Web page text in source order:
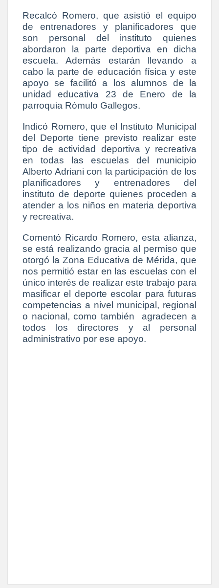
Recalcó Romero, que asistió el equipo
de entrenadores y planificadores que
son personal del instituto quienes
abordaron la parte deportiva en dicha
escuela. Además estarán llevando a
cabo la parte de educación física y este
apoyo se facilitó a los alumnos de la
unidad educativa 23 de Enero de la
parroquia Rómulo Gallegos.
Indicó Romero, que el Instituto Municipal
del Deporte tiene previsto realizar este
tipo de actividad deportiva y recreativa
en todas las escuelas del municipio
Alberto Adriani con la participación de los
planificadores y entrenadores del
instituto de deporte quienes proceden a
atender a los niños en materia deportiva
y recreativa.
Comentó Ricardo Romero, esta alianza,
se está realizando gracia al permiso que
otorgó la Zona Educativa de Mérida, que
nos permitió estar en las escuelas con el
único interés de realizar este trabajo para
masificar el deporte escolar para futuras
competencias a nivel municipal, regional
o nacional, como también agradecen a
todos los directores y al personal
administrativo por ese apoyo.